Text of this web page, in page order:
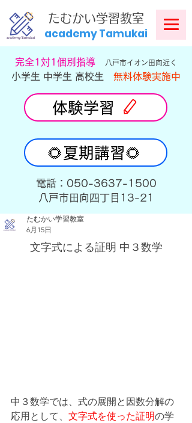
​たむかい学習教室
academy Tamukai
​完全1対1個別指導 八戸市イオン田向近く
小学生 中学生 高校生 無料体験実施中
体験学習
🌻夏期講習🌻
​電話：050-3637-1500
​八戸市田向四丁目13-21
たむかい学習教室
6月15日
文字式による証明 中３数学
中３数学では、式の展開と因数分解の
応用として、 文字式を使った証明の学